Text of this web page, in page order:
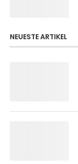
NEUESTE ARTIKEL